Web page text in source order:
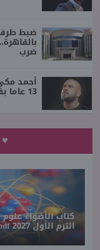
ضبط
ضرب
أحمد
13 عاما بفيلم فرصة سعيدة
♥
كتاب الأضواء علوم
الترم الأول 2027 pdf